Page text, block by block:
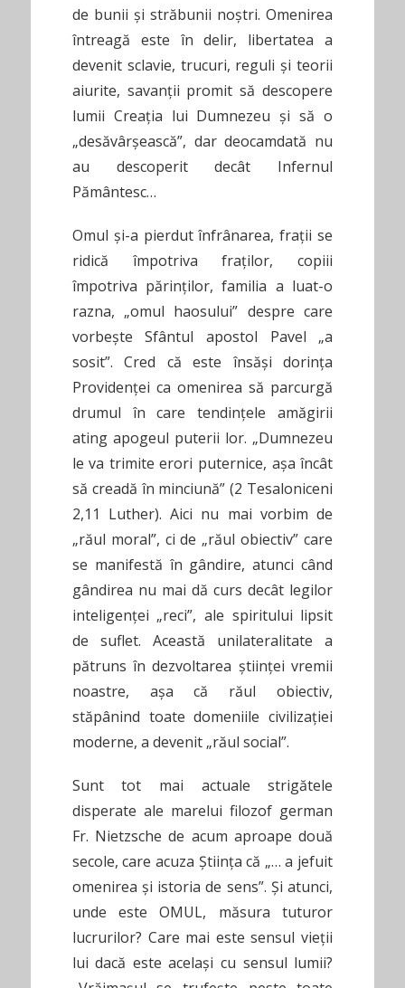
de bunii și străbunii noștri. Omenirea
întreagă este în delir, libertatea a
devenit sclavie, trucuri, reguli și teorii
aiurite, savanții promit să descopere
lumii Creația lui Dumnezeu și să o
„desăvârșească”, dar deocamdată nu
au descoperit decât Infernul
Pământesc…
Omul și-a pierdut înfrânarea, frații se
ridică împotriva fraților, copiii
împotriva părinților, familia a luat-o
razna, „omul haosului” despre care
vorbește Sfântul apostol Pavel „a
sosit”. Cred că este însăși dorința
Providenței ca omenirea să parcurgă
drumul în care tendințele amăgirii
ating apogeul puterii lor. „Dumnezeu
le va trimite erori puternice, așa încât
să creadă în minciună” (2 Tesaloniceni
2,11 Luther). Aici nu mai vorbim de
„răul moral”, ci de „răul obiectiv” care
se manifestă în gândire, atunci când
gândirea nu mai dă curs decât legilor
inteligenței „reci”, ale spiritului lipsit
de suflet. Această unilateralitate a
pătruns în dezvoltarea științei vremii
noastre, așa că răul obiectiv,
stăpânind toate domeniile civilizației
moderne, a devenit „răul social”.
Sunt tot mai actuale strigătele
disperate ale marelui filozof german
Fr. Nietzsche de acum aproape două
secole, care acuza Știința că „… a jefuit
omenirea și istoria de sens”. Și atunci,
unde este OMUL, măsura tuturor
lucrurilor? Care mai este sensul vieții
lui dacă este același cu sensul lumii?